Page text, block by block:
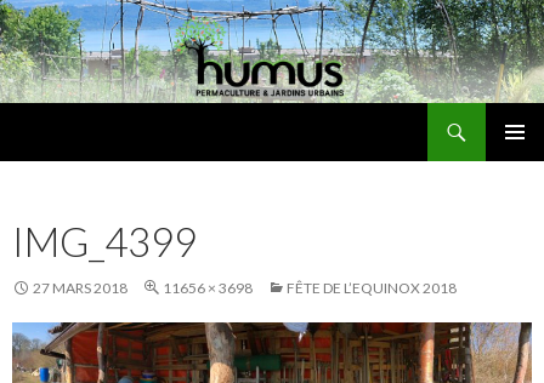
IMG_4399
27 MARS 2018 11656 × 3698 FÊTE DE L’EQUINOX 2018